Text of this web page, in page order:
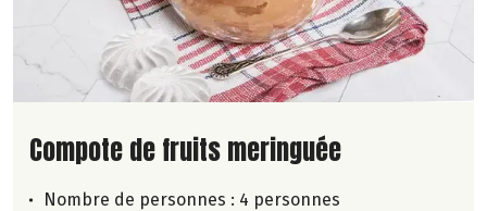
Lire la suite de la recette
Compote de fruits meringuée
Nombre de personnes : 4 personnes